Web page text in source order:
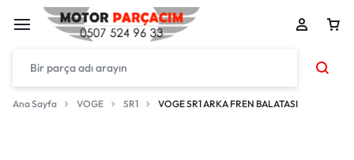
Ana Sayfa VOGE SR1 VOGE SR1 ARKA FREN BALATASI